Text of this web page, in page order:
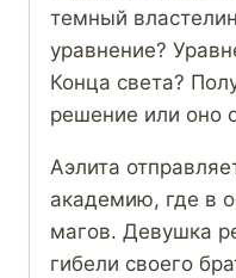
темный
уравнение?
Конца света?
решение или оно
Аэлита
академию, где в
магов. Девушка
гибели своего